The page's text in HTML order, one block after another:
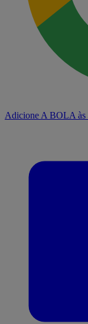
Adicione A BOLA às